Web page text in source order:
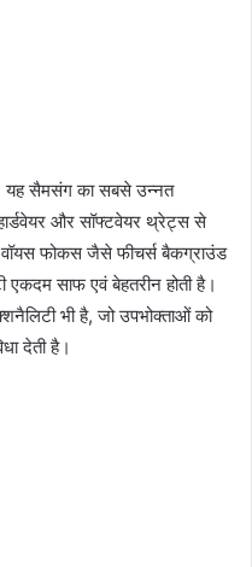
यह सैमसंग का सबसे उन्नत
और सॉफ्टवेयर थ्रेट्स से
फोकस जैसे फीचर्स बैकग्राउंड
साफ एवं बेहतरीन होती है।
भी है, जो उपभोक्ताओं को
देती है।